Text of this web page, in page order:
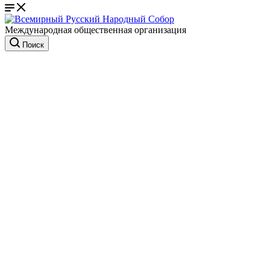
Международная общественная организация
Поиск